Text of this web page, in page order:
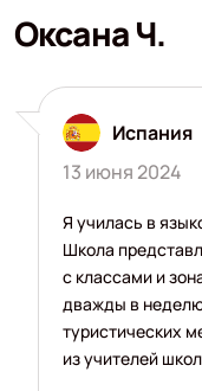
Оксана Ч.
Испания
13 июня 2024
Я училась в
Школа
с классами и
дважды в
туристических
из учителей